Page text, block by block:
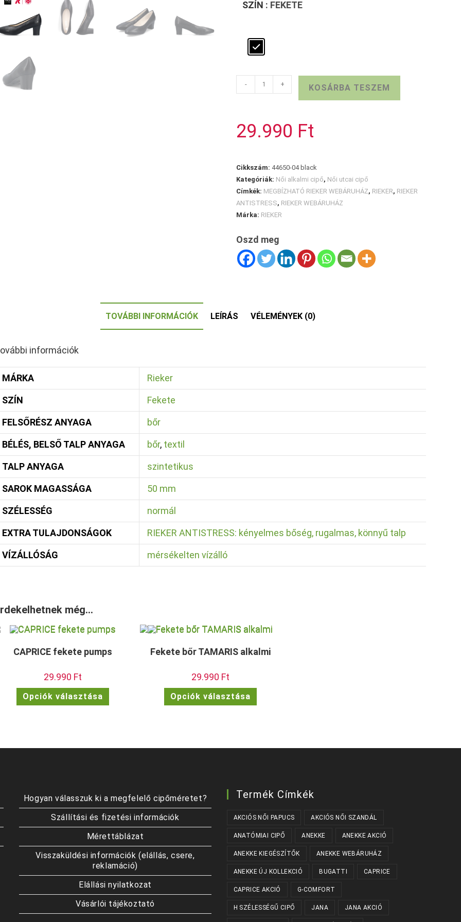
SZÍN : FEKETE
fekete
mennyiség
- + KOSÁRBA TESZEM
29.990 Ft
Cikkszám:44650-04 black
Kategóriák: Női alkalmi cipő, Női utcai cipő
Címkék: MEGBÍZHATÓ RIEKER WEBÁRUHÁZ, RIEKER, RIEKER
ANTISTRESS, RIEKER WEBÁRUHÁZ
Márka: RIEKER
Oszd meg
TOVÁBBI INFORMÁCIÓK LEÍRÁS VÉLEMÉNYEK (0)
információk
MÁRKA Rieker
SZÍN Fekete
FELSŐRÉSZ ANYAGA bőr
BÉLÉS, BELSŐ TALP ANYAGA bőr, textil
TALP ANYAGA szintetikus
SAROK MAGASSÁGA 50 mm
SZÉLESSÉG normál
EXTRA TULAJDONSÁGOK RIEKER ANTISTRESS: kényelmes bőség, rugalmas, könnyű talp
VÍZÁLLÓSÁG mérsékelten vízálló
még…
CAPRICE fekete pumps
29.990 Ft
Opciók választása
terméknek
a
Fekete bőr TAMARIS alkalmi
29.990 Ft
Opciók választása
terméknek
a
Hogyan válasszuk ki a megfelelő cipőméretet?
Szállítási és fizetési információk
Mérettáblázat
Visszaküldési információk (elállás, csere,
reklamáció)
Elállási nyilatkozat
Vásárlói tájékoztató
Termék Címkék
AKCIÓS NŐI PAPUCS AKCIÓS NŐI SZANDÁL
ANATÓMIAI CIPŐ ANEKKE ANEKKE AKCIÓ
ANEKKE KIEGÉSZÍTŐK ANEKKE WEBÁRUHÁZ
ANEKKE ÚJ KOLLEKCIÓ BUGATTI CAPRICE
CAPRICE AKCIÓ G-COMFORT
H SZÉLESSÉGŰ CIPŐ JANA JANA AKCIÓ